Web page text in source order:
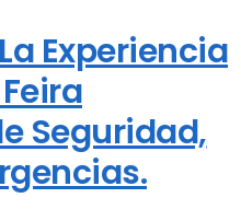
Experiencia
Seguridad,